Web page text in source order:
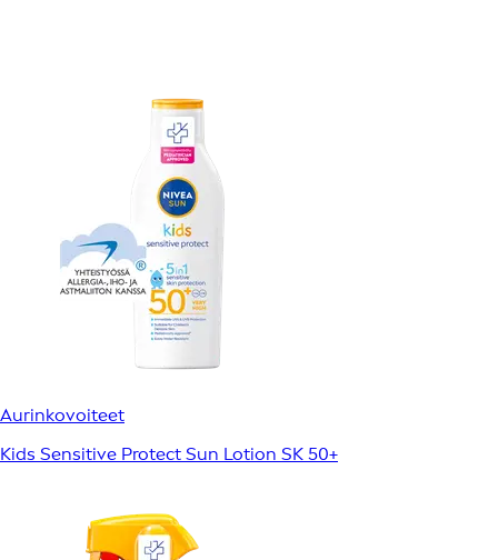
Aurinkovoiteet
Kids Sensitive Protect Sun Lotion SK 50+